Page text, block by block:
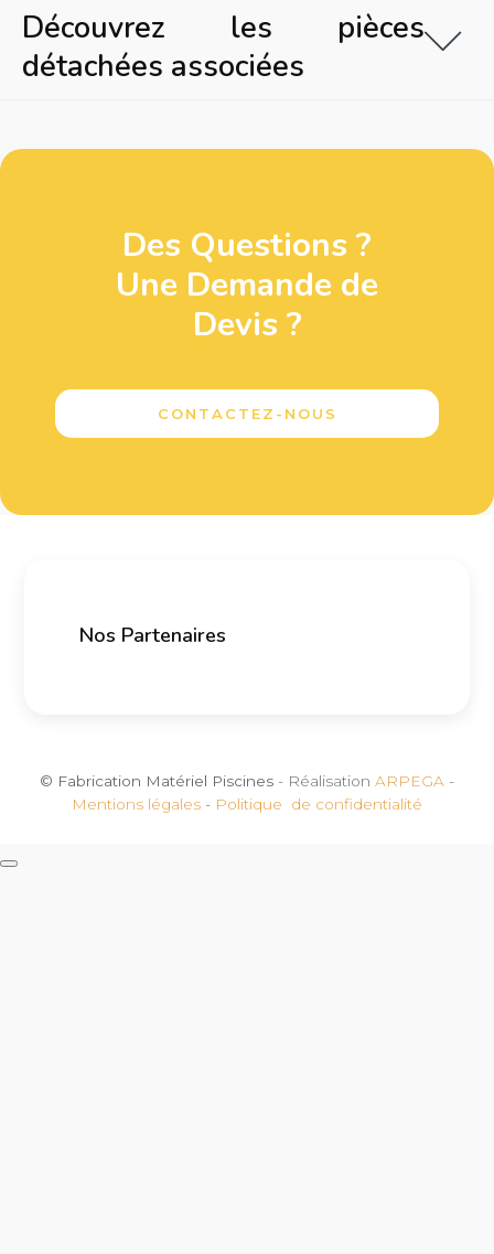
Découvrez les pièces
détachées associées
Des Questions ?
Une Demande de
Devis ?
CONTACTEZ-NOUS
Nos Partenaires
© Fabrication Matériel Piscines - Réalisation ARPEGA -
Mentions légales - Politique de confidentialité